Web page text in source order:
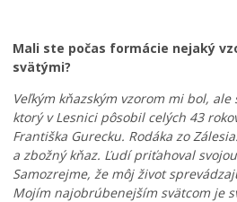
Mali ste počas formácie nejaký
svätými?
Veľkým kňazským vzorom mi bol,
ktorý v Lesnici pôsobil celých 43
Františka Gurecku. Rodáka zo
a zbožný kňaz. Ľudí priťahoval
Samozrejme, že môj život
Mojím najobrúbenejším svätcom je